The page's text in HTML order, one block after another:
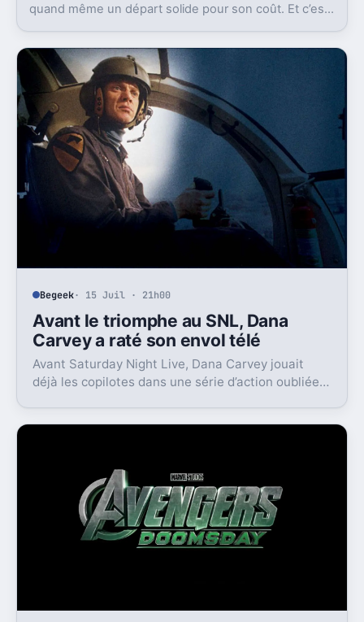
quand même un départ solide pour son coût. Et c’est
Begeek· 15 Juil · 21h00
Avant le triomphe au SNL, Dana
Carvey a raté son envol télé
Avant Saturday Night Live, Dana Carvey jouait
déjà les copilotes dans une série d’action oubliée.